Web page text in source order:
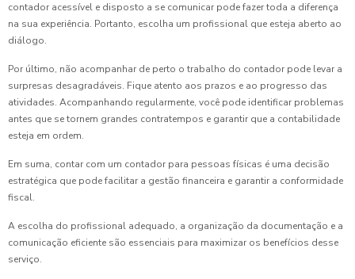
contador acessível e disposto a se comunicar pode fazer toda a diferença
na sua experiência. Portanto, escolha um profissional que esteja aberto ao
diálogo.
Por último, não acompanhar de perto o trabalho do contador pode levar a
surpresas desagradáveis. Fique atento aos prazos e ao progresso das
atividades. Acompanhando regularmente, você pode identificar problemas
antes que se tornem grandes contratempos e garantir que a contabilidade
esteja em ordem.
Em suma, contar com um contador para pessoas físicas é uma decisão
estratégica que pode facilitar a gestão financeira e garantir a conformidade
fiscal.
A escolha do profissional adequado, a organização da documentação e a
comunicação eficiente são essenciais para maximizar os benefícios desse
serviço.